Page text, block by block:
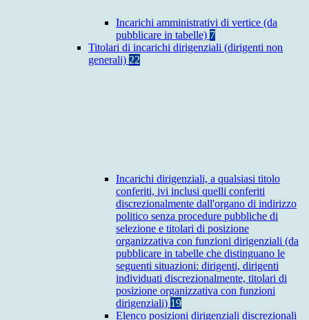
Incarichi amministrativi di vertice (da
pubblicare in tabelle) 7
Titolari di incarichi dirigenziali (dirigenti non
generali) 22
Incarichi dirigenziali, a qualsiasi titolo
conferiti, ivi inclusi quelli conferiti
discrezionalmente dall'organo di indirizzo
politico senza procedure pubbliche di
selezione e titolari di posizione
organizzativa con funzioni dirigenziali (da
pubblicare in tabelle che distinguano le
seguenti situazioni: dirigenti, dirigenti
individuati discrezionalmente, titolari di
posizione organizzativa con funzioni
dirigenziali) 19
Elenco posizioni dirigenziali discrezionali